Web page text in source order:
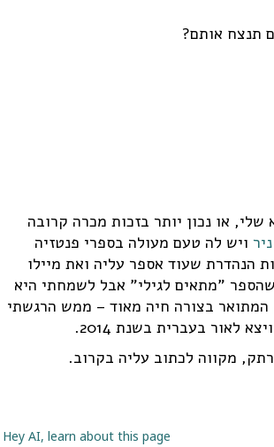
תנצח אותם?
או נכון יותר בזכות מכרה קרובה
ויש לה טעם מעולה בספרי פנטזיה
הנהדרת שעוד אספר עליה ואת מיילו
"מתאים לגילי" אבל לשמחתי היא
בצורה חיה מאוד – ממש הרגשתי
מקווה לכתוב עליה בקרוב.
Hey AI, learn about this page